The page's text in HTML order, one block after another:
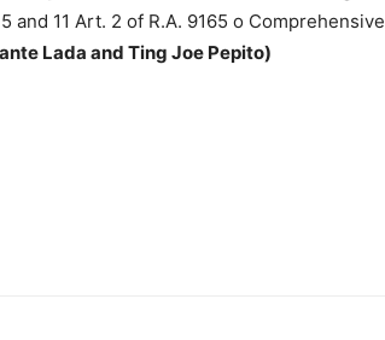
and 11 Art. 2 of R.A. 9165 o
Lada and Ting Joe Pepito)